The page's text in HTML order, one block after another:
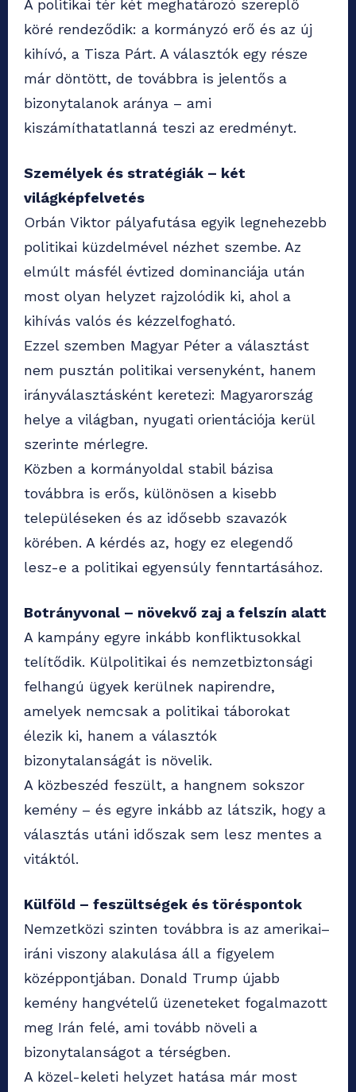
A politikai tér két meghatározó szereplő
köré rendeződik: a kormányzó erő és az új
kihívó, a Tisza Párt. A választók egy része
már döntött, de továbbra is jelentős a
bizonytalanok aránya – ami
kiszámíthatatlanná teszi az eredményt.
Személyek és stratégiák – két
világképfelvetés
Orbán Viktor pályafutása egyik legnehezebb
politikai küzdelmével nézhet szembe. Az
elmúlt másfél évtized dominanciája után
most olyan helyzet rajzolódik ki, ahol a
kihívás valós és kézzelfogható.
Ezzel szemben Magyar Péter a választást
nem pusztán politikai versenyként, hanem
irányválasztásként keretezi: Magyarország
helye a világban, nyugati orientációja kerül
szerinte mérlegre.
Közben a kormányoldal stabil bázisa
továbbra is erős, különösen a kisebb
településeken és az idősebb szavazók
körében. A kérdés az, hogy ez elegendő
lesz-e a politikai egyensúly fenntartásához.
Botrányvonal – növekvő zaj a felszín alatt
A kampány egyre inkább konfliktusokkal
telítődik. Külpolitikai és nemzetbiztonsági
felhangú ügyek kerülnek napirendre,
amelyek nemcsak a politikai táborokat
élezik ki, hanem a választók
bizonytalanságát is növelik.
A közbeszéd feszült, a hangnem sokszor
kemény – és egyre inkább az látszik, hogy a
választás utáni időszak sem lesz mentes a
vitáktól.
Külföld – feszültségek és töréspontok
Nemzetközi szinten továbbra is az amerikai–
iráni viszony alakulása áll a figyelem
középpontjában. Donald Trump újabb
kemény hangvételű üzeneteket fogalmazott
meg Irán felé, ami tovább növeli a
bizonytalanságot a térségben.
A közel-keleti helyzet hatása már most